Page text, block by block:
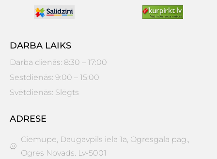
DARBA LAIKS
Darba dienās: 8:30 – 17:00
Sestdienās: 9:00 – 15:00
Svētdienās: Slēgts
ADRESE
Ciemupe, Daugavpils iela 1a, Ogresgala pag.,
Ogres Novads. Lv-5001